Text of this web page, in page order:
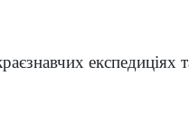
експедиціях